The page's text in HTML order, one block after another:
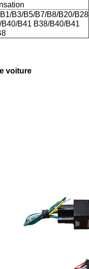
B3/B5/B7/B8/B20/B28
B41 B38/B40/B41
voiture